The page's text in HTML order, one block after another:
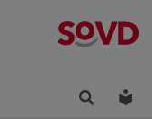
Finden